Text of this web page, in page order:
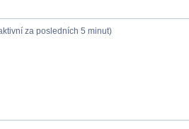
za posledních 5 minut)